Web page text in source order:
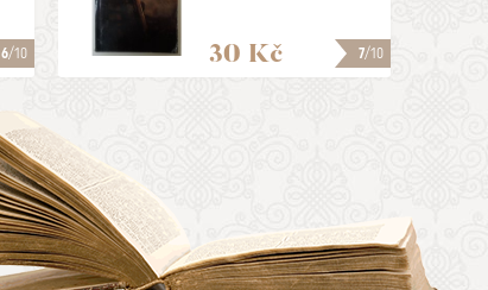
6/10 7/10
30 Kč